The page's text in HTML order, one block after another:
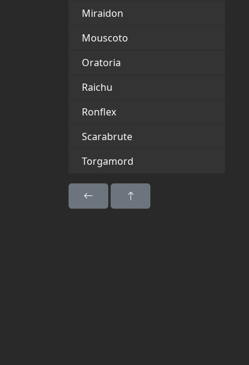
Miraidon
Mouscoto
Oratoria
Raichu
Ronflex
Scarabrute
Torgamord